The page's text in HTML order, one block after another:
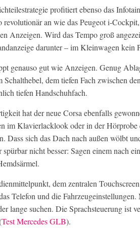
profitiert ebenso das
revolutionär an wie das Peugeot i-
Anzeigen. Wird das Tempo groß
darunter – im Kleinwagen kein
genauso gut wie Anzeigen. Genug
Schalthebel, dem tiefen Fach zwischen
tiefen Handschuhfach.
hat der neue Corsa ebenfalls
im Klavierlacklook oder in der Hörprobe
Dass sich das Dach nach außen wölbt
spürbar nicht besser: Sagen einem nach
dem zentralen
Telefon und die
lange suchen. Die Sprachsteuerung ist
Test Mercedes GLB).